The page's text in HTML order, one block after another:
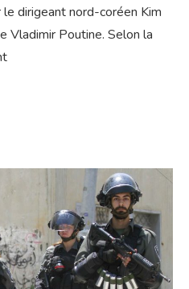
dirigeant nord-coréen Kim
Vladimir Poutine. Selon la